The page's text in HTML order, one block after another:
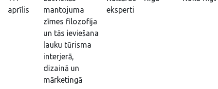
aprīlis
mantojuma
zīmes filozofija
un tās ieviešana
lauku tūrisma
interjerā,
dizainā un
mārketingā
eksperti